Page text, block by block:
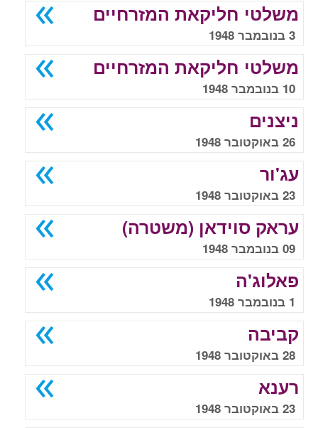
משלטי חליקאת המזרחיים
3 בנובמבר 1948
משלטי חליקאת המזרחיים
10 בנובמבר 1948
ניצנים
26 באוקטובר 1948
עג'ור
23 באוקטובר 1948
עראק סוידאן (משטרה)
09 בנובמבר 1948
פאלוג'ה
1 בנובמבר 1948
קביבה
28 באוקטובר 1948
רענא
23 באוקטובר 1948